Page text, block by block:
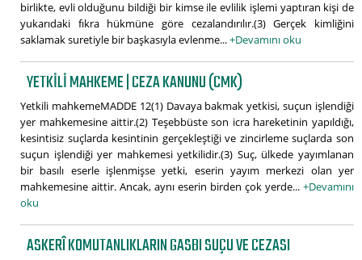
birlikte, evli olduğunu bildiği bir kimse ile evlilik işlemi yaptıran kişi de
yukarıdaki fıkra hükmüne göre cezalandırılır.(3) Gerçek kimliğini
saklamak suretiyle bir başkasıyla evlenme...+Devamını oku
YETKILI MAHKEME | CEZA KANUNU (CMK)
Yetkili mahkemeMADDE 12(1) Davaya bakmak yetkisi, suçun işlendiği
yer mahkemesine aittir.(2) Teşebbüste son icra hareketinin yapıldığı,
kesintisiz suçlarda kesintinin gerçekleştiği ve zincirleme suçlarda son
suçun işlendiği yer mahkemesi yetkilidir.(3) Suç, ülkede yayımlanan
bir basılı eserle işlenmişse yetki, eserin yayım merkezi olan yer
mahkemesine aittir. Ancak, aynı eserin birden çok yerde... +Devamını
oku
ASKERÎ KOMUTANLIKLARIN GASBI SUÇU VE CEZASI